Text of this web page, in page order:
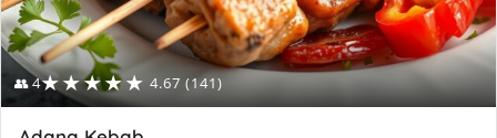
👥 4★★★★★ 4.67 (141)